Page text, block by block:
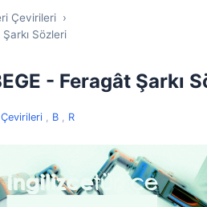
Çevirileri
Sözleri
- Feragât Şarkı
, B , R